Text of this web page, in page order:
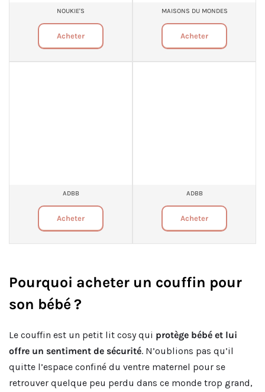
NOUKIE'S
Acheter
MAISONS DU MONDES
Acheter
ADBB
Acheter
ADBB
Acheter
Pourquoi acheter un couffin pour
son bébé ?
Le couffin est un petit lit cosy qui protège bébé et lui
offre un sentiment de sécurité. N’oublions pas qu’il
quitte l’espace confiné du ventre maternel pour se
retrouver quelque peu perdu dans ce monde trop grand,